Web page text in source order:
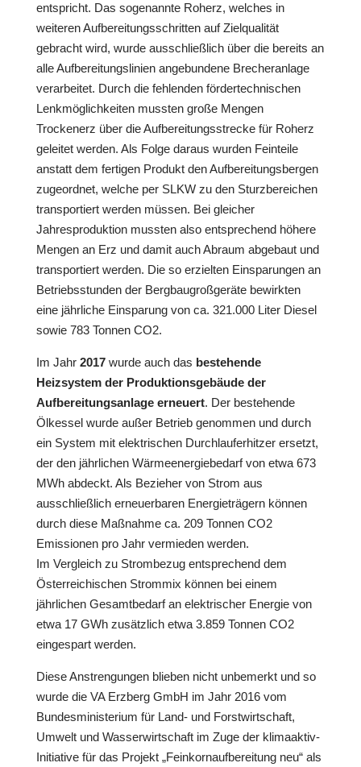
entspricht. Das sogenannte Roherz, welches in
weiteren Aufbereitungsschritten auf Zielqualität
gebracht wird, wurde ausschließlich über die bereits an
alle Aufbereitungslinien angebundene Brecheranlage
verarbeitet. Durch die fehlenden fördertechnischen
Lenkmöglichkeiten mussten große Mengen
Trockenerz über die Aufbereitungsstrecke für Roherz
geleitet werden. Als Folge daraus wurden Feinteile
anstatt dem fertigen Produkt den Aufbereitungsbergen
zugeordnet, welche per SLKW zu den Sturzbereichen
transportiert werden müssen. Bei gleicher
Jahresproduktion mussten also entsprechend höhere
Mengen an Erz und damit auch Abraum abgebaut und
transportiert werden. Die so erzielten Einsparungen an
Betriebsstunden der Bergbaugroßgeräte bewirkten
eine jährliche Einsparung von ca. 321.000 Liter Diesel
sowie 783 Tonnen CO2.
Im Jahr2017wurde auch das bestehende
Heizsystem der Produktionsgebäude der
Aufbereitungsanlage erneuert. Der bestehende
Ölkessel wurde außer Betrieb genommen und durch
ein System mit elektrischen Durchlauferhitzer ersetzt,
der den jährlichen Wärmeenergiebedarf von etwa 673
MWh abdeckt. Als Bezieher von Strom aus
ausschließlich erneuerbaren Energieträgern können
durch diese Maßnahme ca. 209 Tonnen CO2
Emissionen pro Jahr vermieden werden.
Im Vergleich zu Strombezug entsprechend dem
Österreichischen Strommix können bei einem
jährlichen Gesamtbedarf an elektrischer Energie von
etwa 17 GWh zusätzlich etwa 3.859 Tonnen CO2
eingespart werden.
Diese Anstrengungen blieben nicht unbemerkt und so
wurde die VA Erzberg GmbH im Jahr 2016 vom
Bundesministerium für Land- und Forstwirtschaft,
Umwelt und Wasserwirtschaft im Zuge der klimaaktiv-
Initiative für das Projekt „Feinkornaufbereitung neu“ als